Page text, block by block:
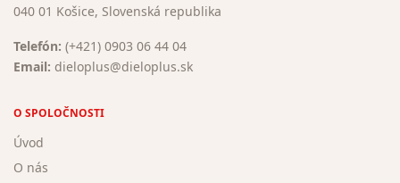
040 01 Košice, Slovenská republika
Telefón: (+421) 0903 06 44 04
Email: dieloplus@dieloplus.sk
O SPOLOČNOSTI
Úvod
O nás